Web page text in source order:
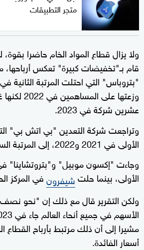
متجر التطبيقات
ولا يزال قطاع المواد الخام حاضرا
قام بـ"تخفيضات كبيرة" تعكس أرباحها،
"بتروباس" التي احتلت المرتبة الثانية
وزعتها
عشرين شركة في 2023.
وتراجعت شركة التعدين "بي اتش بي"
الأولى في 2021 و2022، إلى المرتبة السادسة.
وجاءت "إكسون موبيل" و"بتروتشاينا"
الأولى، بينما حلتشيفرونفي المركز
ولكن التقرير قال مع ذلك إن "نحو نصف
مشيرا إلى أن ذلك مرتبط بأرباح القطاع
أسعار الفائدة.